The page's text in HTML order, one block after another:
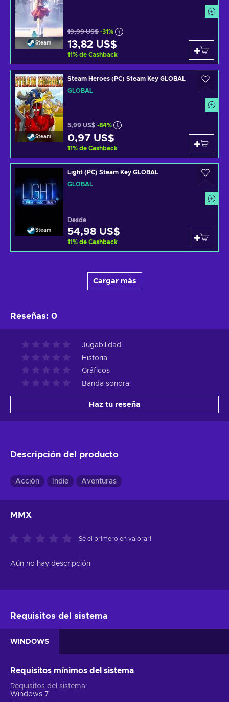
Steam
19,99 US$ -31%
13,82 US$
11% de Cashback
Steam
Steam Heroes (PC) Steam Key GLOBAL
GLOBAL
5,99 US$ -84%
0,97 US$
11% de Cashback
Steam
Light (PC) Steam Key GLOBAL
GLOBAL
Desde
54,98 US$
11% de Cashback
Cargar más
Reseñas: 0
Jugabilidad
Historia
Gráficos
Banda sonora
Haz tu reseña
Descripción del producto
Acción Indie Aventuras
MMX
¡Sé el primero en valorar!
Aún no hay descripción
Requisitos del sistema
WINDOWS
Requisitos mínimos del sistema
Requisitos del sistema
Windows 7